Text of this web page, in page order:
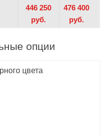
446 250
руб.
476 400
руб.
опции
цвета